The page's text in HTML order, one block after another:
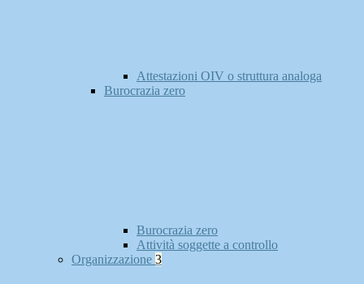
Attestazioni OIV o struttura analoga
Burocrazia zero
Burocrazia zero
Attività soggette a controllo
Organizzazione 3